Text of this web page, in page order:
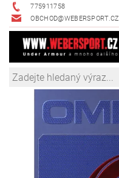
775911758
OBCHOD@WEBERSPORT.CZ